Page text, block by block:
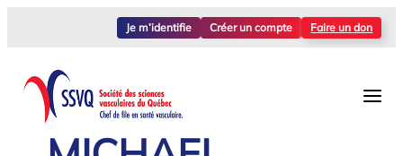
Je m’identifie Créer un compte Faire un don